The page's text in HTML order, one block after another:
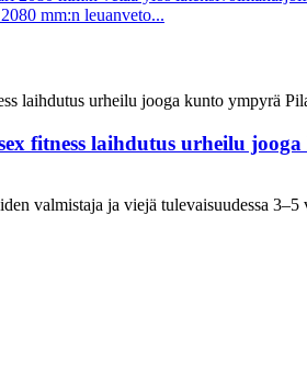
mm:n leuanveto...
fitness laihdutus urheilu
valmistaja ja viejä tulevaisuudessa 3–5